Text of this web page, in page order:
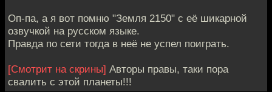
Оп-па, а я вот помню "Земля 2150" с её шикарной
озвучкой на русском языке.
Правда по сети тогда в неё не успел поиграть.
[Смотрит на скрины] Авторы правы, таки пора
свалить с этой планеты!!!